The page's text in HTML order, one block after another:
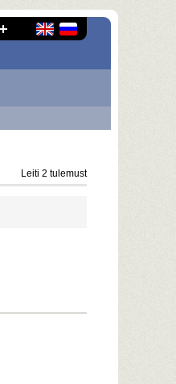
Leiti 2 tulemust